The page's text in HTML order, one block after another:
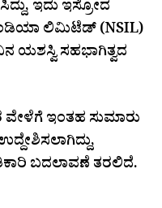
ಇದು ಇಸ್ರೋದ
ಲಿಮಿಟೆಡ್ (NSIL)
ಯಶಸ್ವಿ ಸಹಭಾಗಿತ್ವದ
ಇಂತಹ ಸುಮಾರು
ಬದಲಾವಣೆ ತರಲಿದೆ.